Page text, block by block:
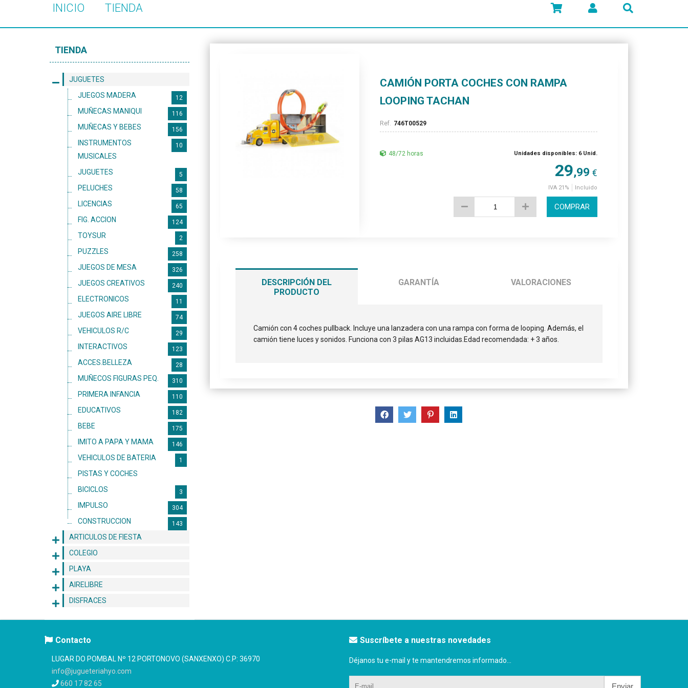
INICIO TIENDA
TIENDA
JUGUETES
JUEGOS MADERA
12
MUÑECAS MANIQUI 116
MUÑECAS Y BEBES 156
INSTRUMENTOS
MUSICALES
10
JUGUETES 5
PELUCHES 58
LICENCIAS 65
FIG. ACCION 124
TOYSUR 2
PUZZLES 258
JUEGOS DE MESA 326
JUEGOS CREATIVOS 240
ELECTRONICOS 11
JUEGOS AIRE LIBRE 74
VEHICULOS R/C 29
INTERACTIVOS 123
ACCES.BELLEZA 28
MUÑECOS FIGURAS PEQ. 310
PRIMERA INFANCIA 110
EDUCATIVOS 182
BEBE 175
IMITO A PAPA Y MAMA 146
VEHICULOS DE BATERIA 1
PISTAS Y COCHES
BICICLOS 3
IMPULSO 304
CONSTRUCCION 143
ARTICULOS DE FIESTA
COLEGIO
PLAYA
AIRELIBRE
DISFRACES
CAMIÓN PORTA COCHES CON RAMPA
LOOPING TACHAN
746T00529
48/72 horas Unidades disponibles: 6 Unid.
29,99 €
IVA 21% Incluido
COMPRAR
DESCRIPCIÓN DEL
PRODUCTO
GARANTÍA VALORACIONES
Camión con 4 coches pullback. Incluye una lanzadera con una rampa con forma de looping. Además, el
camión tiene luces y sonidos. Funciona con 3 pilas AG13 incluidas.Edad recomendada: + 3 años.
Contacto
LUGAR DO POMBAL Nº 12 PORTONOVO (SANXENXO) C.P: 36970
info@jugueteriahyo.com
660 17 82 65
Suscríbete a nuestras novedades
Déjanos tu e-mail y te mantendremos informado...
Enviar